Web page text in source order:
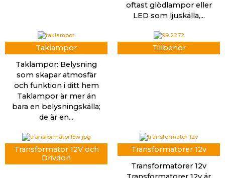
oftast glödlampor eller
LED som ljuskälla,...
Taklampor
Taklampor: Belysning
som skapar atmosfär
och funktion i ditt hem
Taklampor är mer än
bara en belysningskälla;
de är en...
Tillbehör
Transformator 12V och
Drivdon
Transformatorer 12v
Transformatorer 12v